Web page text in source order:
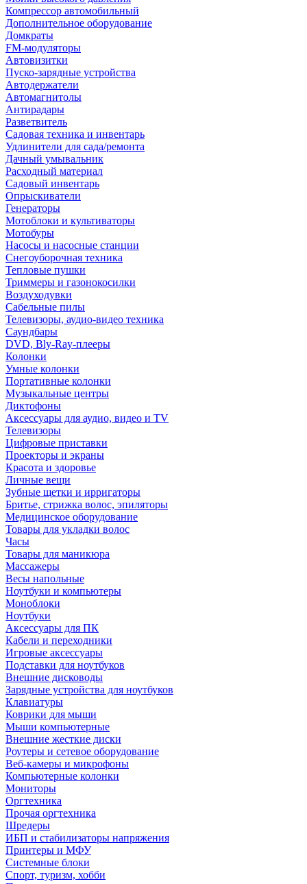
Компрессор автомобильный
Дополнительное оборудование
Домкраты
FM-модуляторы
Автовизитки
Пуско-зарядные устройства
Автодержатели
Автомагнитолы
Антирадары
Разветвитель
Садовая техника и инвентарь
Удлинители для сада/ремонта
Дачный умывальник
Расходный материал
Садовый инвентарь
Опрыскиватели
Генераторы
Мотоблоки и культиваторы
Мотобуры
Насосы и насосные станции
Снегоуборочная техника
Тепловые пушки
Триммеры и газонокосилки
Воздуходувки
Сабельные пилы
Телевизоры, аудио-видео техника
Саундбары
DVD, Bly-Ray-плееры
Колонки
Умные колонки
Портативные колонки
Музыкальные центры
Диктофоны
Аксессуары для аудио, видео и TV
Телевизоры
Цифровые приставки
Проекторы и экраны
Красота и здоровье
Личные вещи
Зубные щетки и ирригаторы
Бритье, стрижка волос, эпиляторы
Медицинское оборудование
Товары для укладки волос
Часы
Товары для маникюра
Массажеры
Весы напольные
Ноутбуки и компьютеры
Моноблоки
Ноутбуки
Аксессуары для ПК
Кабели и переходники
Игровые аксессуары
Подставки для ноутбуков
Внешние дисководы
Зарядные устройства для ноутбуков
Клавиатуры
Коврики для мыши
Мыши компьютерные
Внешние жесткие диски
Роутеры и сетевое оборудование
Веб-камеры и микрофоны
Компьютерные колонки
Мониторы
Оргтехника
Прочая оргтехника
Шредеры
ИБП и стабилизаторы напряжения
Принтеры и МФУ
Системные блоки
Спорт, туризм, хобби